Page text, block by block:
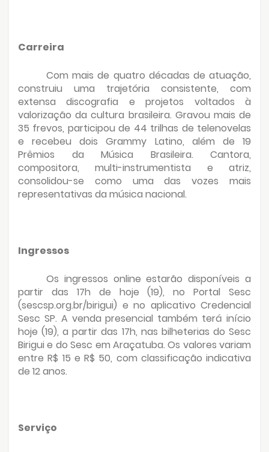
Carreira
Com mais de quatro décadas de atuação,
construiu uma trajetória consistente, com
extensa discografia e projetos voltados à
valorização da cultura brasileira. Gravou mais de
35 frevos, participou de 44 trilhas de telenovelas
e recebeu dois Grammy Latino, além de 19
Prêmios da Música Brasileira. Cantora,
compositora, multi-instrumentista e atriz,
consolidou-se como uma das vozes mais
representativas da música nacional.
Ingressos
Os ingressos online estarão disponíveis a
partir das 17h de hoje (19), no Portal Sesc
(sescsp.org.br/birigui) e no aplicativo Credencial
Sesc SP. A venda presencial também terá início
hoje (19), a partir das 17h, nas bilheterias do Sesc
Birigui e do Sesc em Araçatuba. Os valores variam
entre R$ 15 e R$ 50, com classificação indicativa
de 12 anos.
Serviço